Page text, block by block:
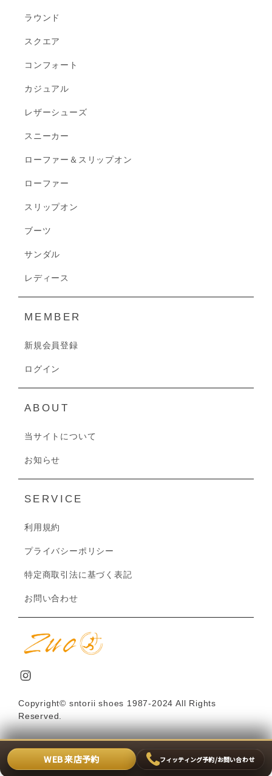
Copyright© sntorii shoes 1987-2024 All Rights
Reserved.
ラウンド
スクエア
コンフォート
カジュアル
レザーシューズ
スニーカー
ローファー＆スリップオン
ローファー
スリップオン
ブーツ
サンダル
レディース
MEMBER
新規会員登録
ログイン
ABOUT
当サイトについて
お知らせ
SERVICE
利用規約
プライバシーポリシー
特定商取引法に基づく表記
お問い合わせ
WEB 来店予約 フィッティング予約/お問い合わせ